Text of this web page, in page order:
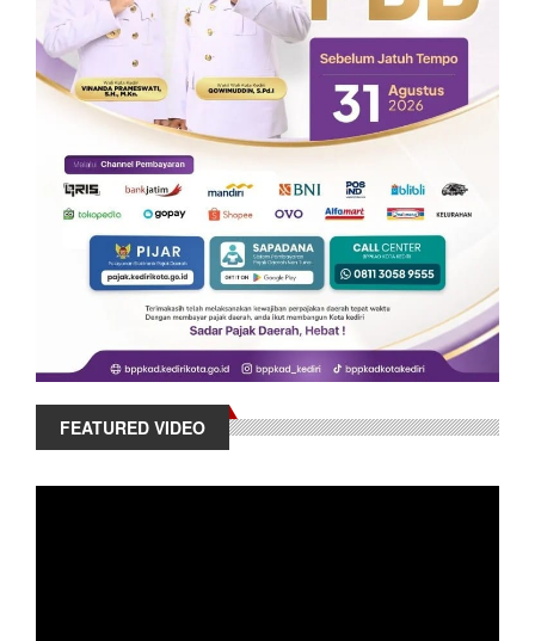
FEATURED VIDEO